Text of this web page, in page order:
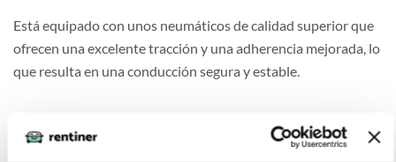
Está equipado con unos neumáticos de calidad superior que
ofrecen una excelente tracción y una adherencia mejorada, lo
que resulta en una conducción segura y estable.